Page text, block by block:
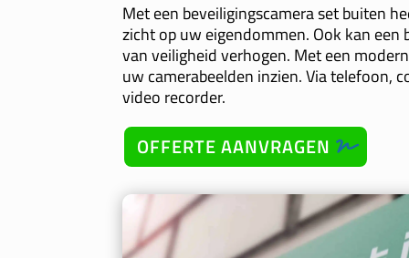
Met een beveiligingscamera set buiten
zicht op uw eigendommen. Ook kan
van veiligheid verhogen. Met een
uw camerabeelden inzien. Via telefoon,
video recorder.
OFFERTE AANVRAGEN